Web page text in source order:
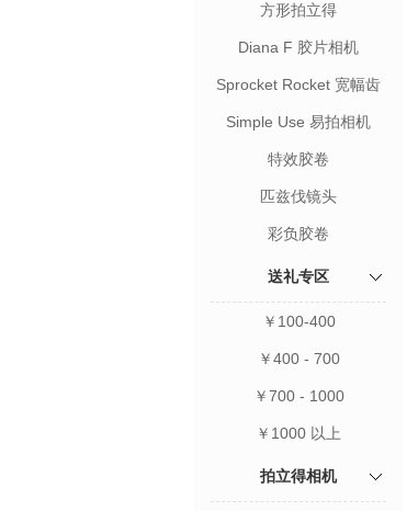
方形拍立得
Diana F 胶片相机
Sprocket Rocket 宽幅齿
Simple Use 易拍相机
特效胶卷
匹兹伐镜头
彩负胶卷
送礼专区
￥100-400
￥400 - 700
￥700 - 1000
￥1000 以上
拍立得相机